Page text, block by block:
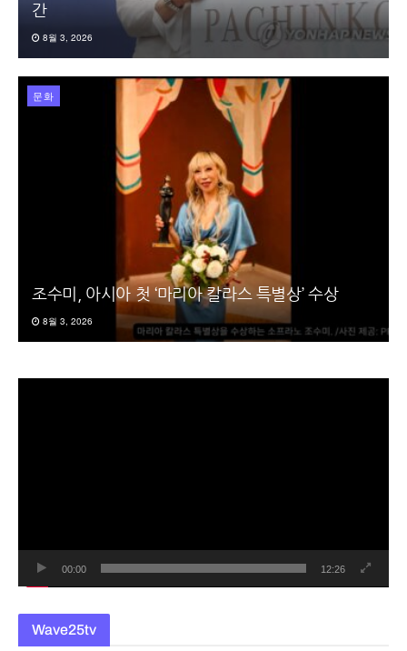
간
8월 3, 2026
문화
조수미, 아시아 첫 ‘마리아 칼라스 특별상’ 수상
8월 3, 2026
00:00 12:26
Wave25tv